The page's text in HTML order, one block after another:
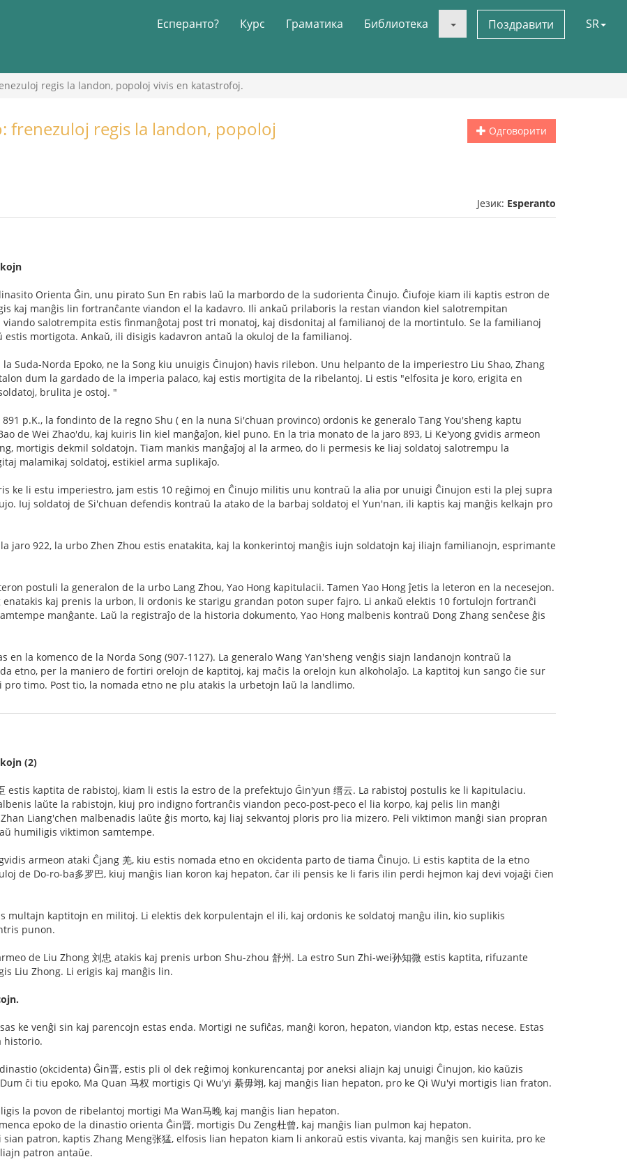
Есперанто? Курс Граматика Библиотека Поздравити SR
regis la landon, popoloj vivis en katastrofoj.
Одговорити
frenezuloj regis la landon, popoloj
Језик: Esperanto
Orienta Ĝin, unu pirato Sun En rabis laŭ la marbordo de la sudorienta Ĉinujo. Ĉiufoje kiam ili kaptis estron de
kaj manĝis lin fortranĉante viandon el la kadavro. Ili ankaŭ prilaboris la restan viandon kiel salotrempitan
viando salotrempita estis finmanĝotaj post tri monatoj, kaj disdonitaj al familianoj de la mortintulo. Se la familianoj
estis mortigota. Ankaŭ, ili disigis kadavron antaŭ la okuloj de la familianoj.
la Suda-Norda Epoko, ne la Song kiu unuigis Ĉinujon) havis rilebon. Unu helpanto de la imperiestro Liu Shao, Zhang
dum la gardado de la imperia palaco, kaj estis mortigita de la ribelantoj. Li estis "elfosita je koro, erigita en
brulita je ostoj. "
p.K., la fondinto de la regno Shu ( en la nuna Si'chuan provinco) ordonis ke generalo Tang You'sheng kaptu
de Wei Zhao'du, kaj kuiris lin kiel manĝaĵon, kiel puno. En la tria monato de la jaro 893, Li Ke'yong gvidis armeon
mortigis dekmil soldatojn. Tiam mankis manĝaĵoj al la armeo, do li permesis ke liaj soldatoj salotrempu la
malamikaj soldatoj, estikiel arma suplikaĵo.
ke li estu imperiestro, jam estis 10 reĝimoj en Ĉinujo militis unu kontraŭ la alia por unuigi Ĉinujon esti la plej supra
Iuj soldatoj de Si'chuan defendis kontraŭ la atako de la barbaj soldatoj el Yun'nan, ili kaptis kaj manĝis kelkajn pro
jaro 922, la urbo Zhen Zhou estis enatakita, kaj la konkerintoj manĝis iujn soldatojn kaj iliajn familianojn, esprimante
postuli la generalon de la urbo Lang Zhou, Yao Hong kapitulacii. Tamen Yao Hong ĵetis la leteron en la necesejon.
enatakis kaj prenis la urbon, li ordonis ke starigu grandan poton super fajro. Li ankaŭ elektis 10 fortulojn fortranĉi
manĝante. Laŭ la registraĵo de la historia dokumento, Yao Hong malbenis kontraŭ Dong Zhang senĉese ĝis
en la komenco de la Norda Song (907-1127). La generalo Wang Yan'sheng venĝis siajn landanojn kontraŭ la
etno, per la maniero de fortiri orelojn de kaptitoj, kaj maĉis la orelojn kun alkoholaĵo. La kaptitoj kun sango ĉie sur
pro timo. Post tio, la nomada etno ne plu atakis la urbetojn laŭ la landlimo.
(2)
estis kaptita de rabistoj, kiam li estis la estro de la prefektujo Ĝin'yun 缙云. La rabistoj postulis ke li kapitulaciu.
laŭte la rabistojn, kiuj pro indigno fortranĉis viandon peco-post-peco el lia korpo, kaj pelis lin manĝi
Liang'chen malbenadis laŭte ĝis morto, kaj liaj sekvantoj ploris pro lia mizero. Peli viktimon manĝi sian propran
humiligis viktimon samtempe.
armeon ataki Ĉjang 羌, kiu estis nomada etno en okcidenta parto de tiama Ĉinujo. Li estis kaptita de la etno
de Do-ro-ba多罗巴, kiuj manĝis lian koron kaj hepaton, ĉar ili pensis ke li faris ilin perdi hejmon kaj devi vojaĝi ĉien
multajn kaptitojn en militoj. Li elektis dek korpulentajn el ili, kaj ordonis ke soldatoj manĝu ilin, kio suplikis
punon.
de Liu Zhong 刘忠 atakis kaj prenis urbon Shu-zhou 舒州. La estro Sun Zhi-wei孙知微 estis kaptita, rifuzante
Liu Zhong. Li erigis kaj manĝis lin.
ke venĝi sin kaj parencojn estas enda. Mortigi ne sufiĉas, manĝi koron, hepaton, viandon ktp, estas necese. Estas
historio.
(okcidenta) Ĝin晋, estis pli ol dek reĝimoj konkurencantaj por aneksi aliajn kaj unuigi Ĉinujon, kio kaŭzis
ĉi tiu epoko, Ma Quan 马权 mortigis Qi Wu'yi 綦毋翊, kaj manĝis lian hepaton, pro ke Qi Wu'yi mortigis lian fraton.
la povon de ribelantoj mortigi Ma Wan马晚 kaj manĝis lian hepaton.
epoko de la dinastio orienta Ĝin晋, mortigis Du Zeng杜曾, kaj manĝis lian pulmon kaj hepaton.
sian patron, kaptis Zhang Meng张猛, elfosis lian hepaton kiam li ankoraŭ estis vivanta, kaj manĝis sen kuirita, pro ke
patron antaŭe.